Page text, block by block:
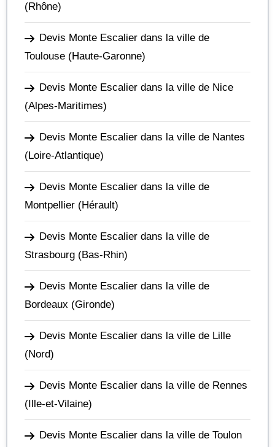
(Rhône)
Devis Monte Escalier dans la ville de
Toulouse (Haute-Garonne)
Devis Monte Escalier dans la ville de Nice
(Alpes-Maritimes)
Devis Monte Escalier dans la ville de Nantes
(Loire-Atlantique)
Devis Monte Escalier dans la ville de
Montpellier (Hérault)
Devis Monte Escalier dans la ville de
Strasbourg (Bas-Rhin)
Devis Monte Escalier dans la ville de
Bordeaux (Gironde)
Devis Monte Escalier dans la ville de Lille
(Nord)
Devis Monte Escalier dans la ville de Rennes
(Ille-et-Vilaine)
Devis Monte Escalier dans la ville de Toulon